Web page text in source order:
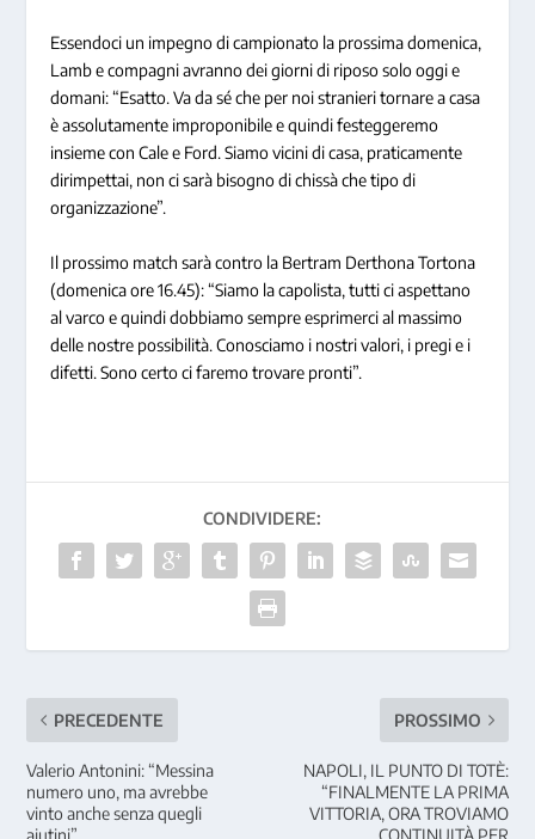
Essendoci un impegno di campionato la prossima domenica,
Lamb e compagni avranno dei giorni di riposo solo oggi e
domani: “Esatto. Va da sé che per noi stranieri tornare a casa
è assolutamente improponibile e quindi festeggeremo
insieme con Cale e Ford. Siamo vicini di casa, praticamente
dirimpettai, non ci sarà bisogno di chissà che tipo di
organizzazione”.
Il prossimo match sarà contro la Bertram Derthona Tortona
(domenica ore 16.45): “Siamo la capolista, tutti ci aspettano
al varco e quindi dobbiamo sempre esprimerci al massimo
delle nostre possibilità. Conosciamo i nostri valori, i pregi e i
difetti. Sono certo ci faremo trovare pronti”.
CONDIVIDERE:
PRECEDENTE
Valerio Antonini: “Messina
numero uno, ma avrebbe
vinto anche senza quegli
aiutini”
PROSSIMO
NAPOLI, IL PUNTO DI TOTÈ:
“FINALMENTE LA PRIMA
VITTORIA, ORA TROVIAMO
CONTINUITÀ PER